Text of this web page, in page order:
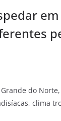
do
clima